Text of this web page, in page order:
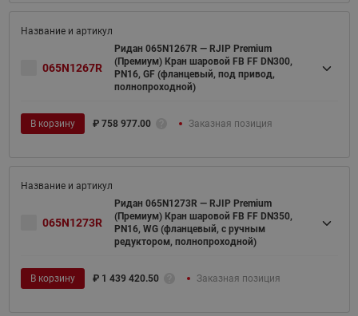
065N1267R
Ридан 065N1267R — RJIP Premium
(Премиум) Кран шаровой FB FF DN300,
PN16, GF (фланцевый, под привод,
полнопроходной)
В корзину ₽ 758 977.00 Заказная позиция
065N1273R
Ридан 065N1273R — RJIP Premium
(Премиум) Кран шаровой FB FF DN350,
PN16, WG (фланцевый, с ручным
редуктором, полнопроходной)
В корзину ₽ 1 439 420.50 Заказная позиция